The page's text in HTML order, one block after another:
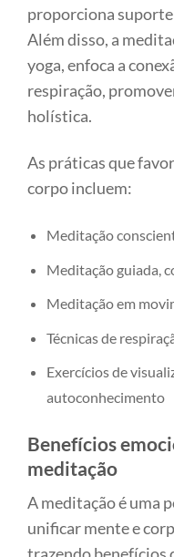
proporciona
Além disso, a
yoga, enfoca a
respiração,
holística.
As práticas que
corpo incluem:
Meditação
Meditação guiada,
Meditação em
Técnicas de
Exercícios de
autoconhecimento
Benefícios
meditação
A meditação é uma
unificar mente e